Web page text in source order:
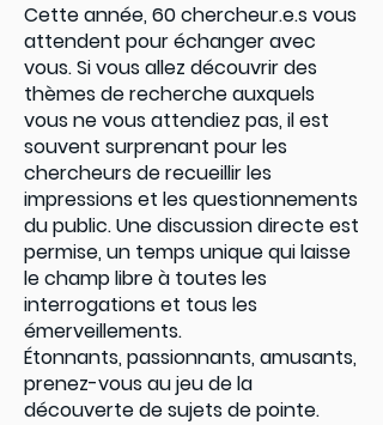
Cette année, 60 chercheur.e.s vous
attendent pour échanger avec
vous. Si vous allez découvrir des
thèmes de recherche auxquels
vous ne vous attendiez pas, il est
souvent surprenant pour les
chercheurs de recueillir les
impressions et les questionnements
du public. Une discussion directe est
permise, un temps unique qui laisse
le champ libre à toutes les
interrogations et tous les
émerveillements.
Étonnants, passionnants, amusants,
prenez-vous au jeu de la
découverte de sujets de pointe.